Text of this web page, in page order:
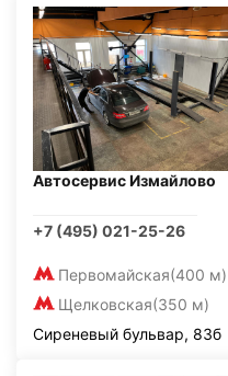
Автосервис Измайлово
+7 (495) 021-25-26
Первомайская(400 м)
Щелковская(350 м)
Сиреневый бульвар, 83б